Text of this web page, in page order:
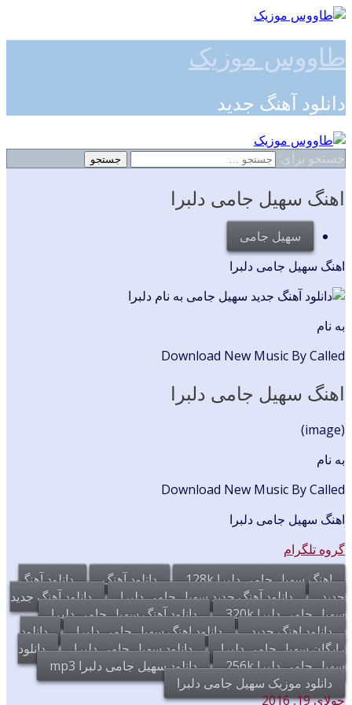
طاووس موزیک
دانلود آهنگ جدید
جستجو برای:
اهنگ سهیل جامی دلبرا
سهیل جامی
اهنگ سهیل جامی دلبرا
به نام
Download New Music By Called
اهنگ سهیل جامی دلبرا
(image)
به نام
Download New Music By Called
اهنگ سهیل جامی دلبرا
گروه تلگرام
اهنگ سهیل جامی دلبرا 128k
دانلود آهنگ
دانلود آهنگ
جدید
دانلود آهنگ جدید سهیل جامی دلبرا
دانلود آهنگ جدید
سهیل جامی دلبرا 320k
دانلود آهنگ سهیل جامی دلبرا
دانلود اهنگ جدید
دانلود اهنگ سهیل جامی دلبرا
دانلود
رایگان سهیل جامی دلبرا
دانلود سهیل جامی دلبرا
دانلود
سهیل جامی دلبرا 256k
دانلود سهیل جامی دلبرا mp3
دانلود موزیک سهیل جامی دلبرا
جولای 19, 2016